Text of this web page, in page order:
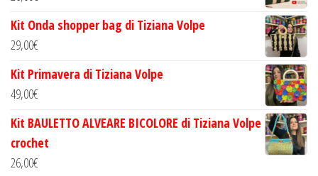
Kit Onda shopper bag di Tiziana Volpe
29,00€
Kit Primavera di Tiziana Volpe
49,00€
Kit BAULETTO ALVEARE BICOLORE di Tiziana Volpe
crochet
26,00€